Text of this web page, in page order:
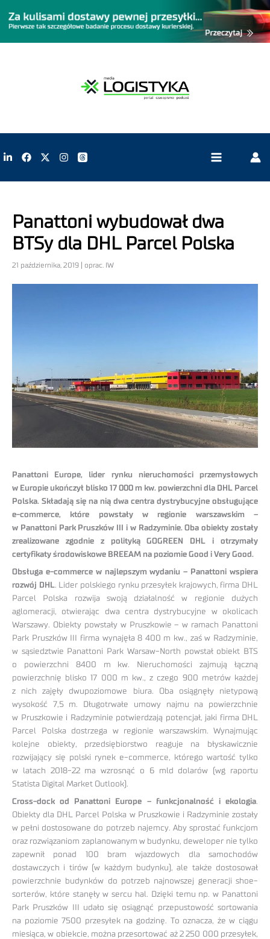
Panattoni wybudował dwa
BTSy dla DHL Parcel Polska
21 października, 2019 | oprac. IW
Panattoni Europe, lider rynku nieruchomości przemysłowych
w Europie ukończył blisko 17 000 m kw. powierzchni dla DHL Parcel
Polska. Składają się na nią dwa centra dystrybucyjne obsługujące
e-commerce, które powstały w regionie warszawskim –
w Panattoni Park Pruszków III i w Radzyminie. Oba obiekty zostały
zrealizowane zgodnie z polityką GOGREEN DHL i otrzymały
certyfikaty środowiskowe BREEAM na poziomie Good i Very Good.
Obsługa e-commerce w najlepszym wydaniu – Panattoni wspiera
rozwój DHL. Lider polskiego rynku przesyłek krajowych, firma DHL
Parcel Polska rozwija swoją działalność w regionie dużych
aglomeracji, otwierając dwa centra dystrybucyjne w okolicach
Warszawy. Obiekty powstały w Pruszkowie – w ramach Panattoni
Park Pruszków III firma wynajęła 8 400 m kw., zaś w Radzyminie,
w sąsiedztwie Panattoni Park Warsaw-North powstał obiekt BTS
o powierzchni 8400 m kw. Nieruchomości zajmują łączną
powierzchnię blisko 17 000 m kw., z czego 900 metrów każdej
z nich zajęły dwupoziomowe biura. Oba osiągnęły nietypową
wysokość 7,5 m. Długotrwałe umowy najmu na powierzchnie
w Pruszkowie i Radzyminie potwierdzają potencjał, jaki firma DHL
Parcel Polska dostrzega w regionie warszawskim. Wynajmując
kolejne obiekty, przedsiębiorstwo reaguje na błyskawicznie
rozwijający się polski rynek e-commerce, którego wartość tylko
w latach 2018-22 ma wzrosnąć o 6 mld dolarów (wg raportu
Statista Digital Market Outlook).
Cross-dock od Panattoni Europe – funkcjonalność i ekologia.
Obiekty dla DHL Parcel Polska w Pruszkowie i Radzyminie zostały
w pełni dostosowane do potrzeb najemcy. Aby sprostać funkcjom
oraz rozwiązaniom zaplanowanym w budynku, deweloper nie tylko
zapewnił ponad 100 bram wjazdowych dla samochodów
dostawczych i tirów (w każdym budynku), ale także dostosował
powierzchnie budynków do potrzeb najnowszej generacji shoe-
sorterów, które stanęły w sercu hal. Dzięki temu np. w Panattoni
Park Pruszków III udało się osiągnąć przepustowość sortowania
na poziomie 7500 przesyłek na godzinę. To oznacza, że w ciągu
miesiąca, w obiekcie, można przesortować aż 2 250 000 przesyłek,